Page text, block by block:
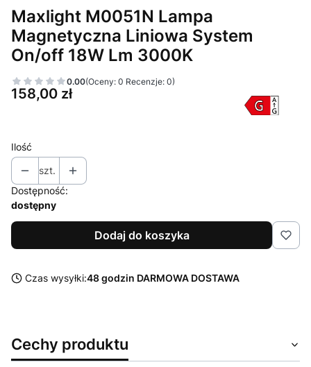
Maxlight M0051N Lampa
Magnetyczna Liniowa System
On/off 18W Lm 3000K
0.00(Oceny: 0 Recenzje: 0)
Cena
158,00 zł
Ilość
szt.
Dostępność:
dostępny
Dodaj do koszyka
Czas wysyłki:48 godzin DARMOWA DOSTAWA
Cechy produktu